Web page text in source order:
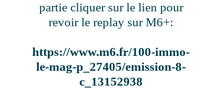
partie cliquer sur le lien pour
revoir le replay sur M6+:
https://www.m6.fr/100-immo-
le-mag-p_27405/emission-8-
c_13152938